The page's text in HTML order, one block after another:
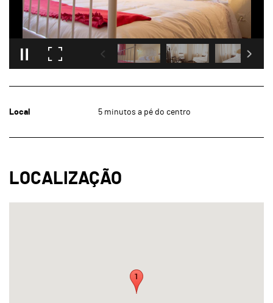
Local 5 minutos a pé do centro